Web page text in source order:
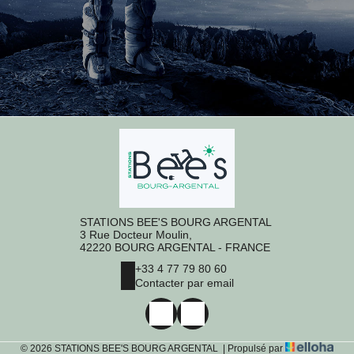
STATIONS BEE'S BOURG ARGENTAL
3 Rue Docteur Moulin,
42220 BOURG ARGENTAL - FRANCE
+33 4 77 79 80 60
Contacter par email
© 2026 STATIONS BEE'S BOURG ARGENTAL Propulsé par